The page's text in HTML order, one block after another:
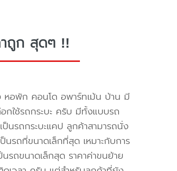
ถูก สุดๆ !!
หอพัก คอนโด อพาร์ทเม้น บ้าน มี
อกใช้รถกระบะ ครับ มีทั้งแบบรถ
นรถกระบะแคป ลูกค้าสามารถนั่ง
นรถที่ขนาดเล็กที่สุด เหมาะกับการ
รถขนาดเล็กสุด ราคาค่าขนย้าย